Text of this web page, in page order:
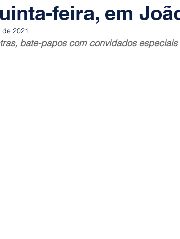
feira, em
de 2021
bate-papos com convidados